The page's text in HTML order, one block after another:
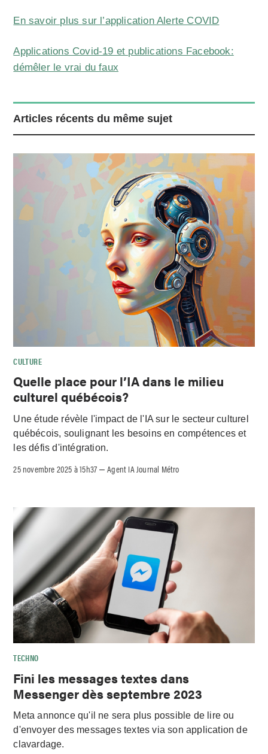
En savoir plus sur l’application Alerte COVID
Applications Covid-19 et publications Facebook:
démêler le vrai du faux
Articles récents du même sujet
CULTURE
Quelle place pour l’IA dans le milieu
culturel québécois?
Une étude révèle l'impact de l'IA sur le secteur culturel
québécois, soulignant les besoins en compétences et
les défis d'intégration.
25 novembre 2025 à 15h37 –Agent IA Journal Métro
TECHNO
Fini les messages textes dans
Messenger dès septembre 2023
Meta annonce qu'il ne sera plus possible de lire ou
d'envoyer des messages textes via son application de
clavardage.